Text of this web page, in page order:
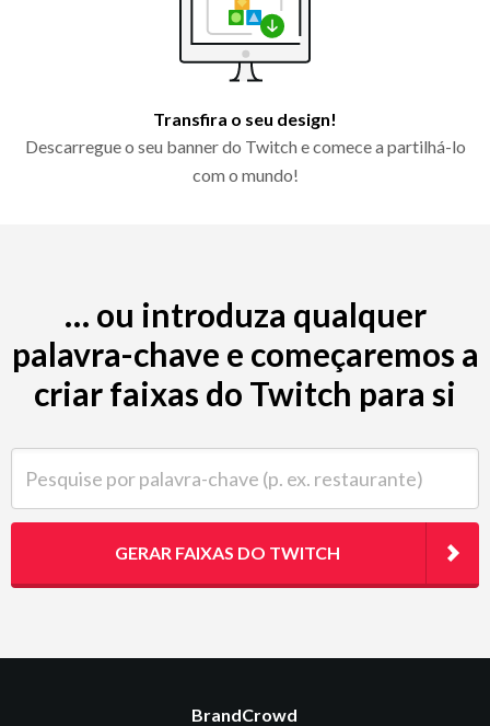
Transfira o seu design!
Descarregue o seu banner do Twitch e comece a partilhá-lo
com o mundo!
… ou introduza qualquer
palavra-chave e começaremos a
criar faixas do Twitch para si
GERAR FAIXAS DO TWITCH
BrandCrowd